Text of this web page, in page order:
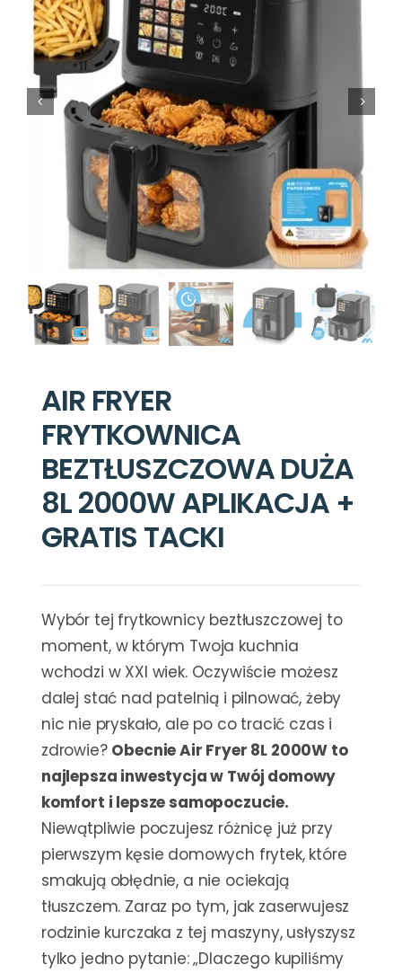
AIR FRYER
FRYTKOWNICA
BEZTŁUSZCZOWA DUŻA
8L 2000W APLIKACJA +
GRATIS TACKI
Wybór tej frytkownicy beztłuszczowej to
moment, w którym Twoja kuchnia
wchodzi w XXI wiek. Oczywiście możesz
dalej stać nad patelnią i pilnować, żeby
nic nie pryskało, ale po co tracić czas i
zdrowie? Obecnie Air Fryer 8L 2000W to
najlepsza inwestycja w Twój domowy
komfort i lepsze samopoczucie.
Niewątpliwie poczujesz różnicę już przy
pierwszym kęsie domowych frytek, które
smakują obłędnie, a nie ociekają
tłuszczem. Zaraz po tym, jak zaserwujesz
rodzinie kurczaka z tej maszyny, usłyszysz
tylko jedno pytanie: „Dlaczego kupiliśmy